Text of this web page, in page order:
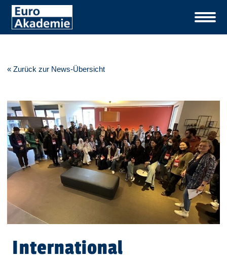
« Zurück zur News-Übersicht
International